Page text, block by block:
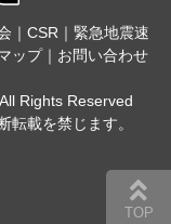
｜ CSR ｜ 緊急地震速
ップ｜ お問い合わせ
Rights Reserved
転載を禁じます。